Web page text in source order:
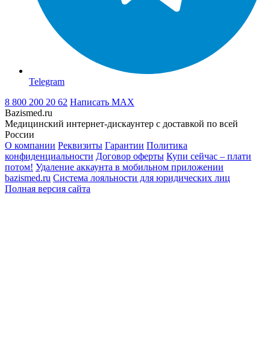
Telegram
8 800 200 20 62 Написать MAX
Bazismed.ru
Медицинский интернет-дискаунтер с доставкой по всей
России
О компании Реквизиты Гарантии Политика
конфиденциальности Договор оферты Купи сейчас – плати
потом! Удаление аккаунта в мобильном приложении
bazismed.ru Система лояльности для юридических лиц
Полная версия сайта